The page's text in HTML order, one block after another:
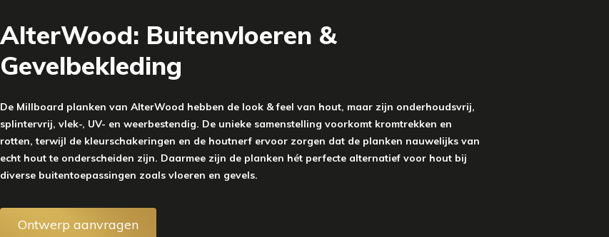
AlterWood: Buitenvloeren &
Gevelbekleding
De Millboard planken van AlterWood hebben de look & feel van hout, maar zijn onderhoudsvrij,
splintervrij, vlek-, UV- en weerbestendig. De unieke samenstelling voorkomt kromtrekken en
rotten, terwijl de kleurschakeringen en de houtnerf ervoor zorgen dat de planken nauwelijks van
echt hout te onderscheiden zijn. Daarmee zijn de planken hét perfecte alternatief voor hout bij
diverse buitentoepassingen zoals vloeren en gevels.
Ontwerp aanvragen